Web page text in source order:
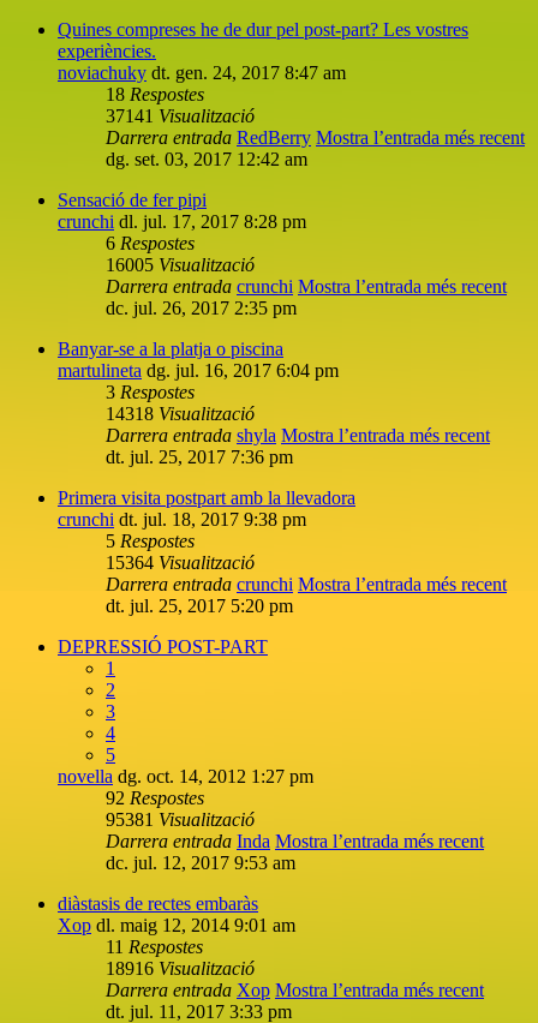
Quines compreses he de dur pel post-part? Les vostres
experiències.
noviachuky dt. gen. 24, 2017 8:47 am
18 Respostes
37141 Visualització
Darrera entrada RedBerry Mostra l’entrada més recent
dg. set. 03, 2017 12:42 am
Sensació de fer pipi
crunchi dl. jul. 17, 2017 8:28 pm
6 Respostes
16005 Visualització
Darrera entrada crunchi Mostra l’entrada més recent
dc. jul. 26, 2017 2:35 pm
Banyar-se a la platja o piscina
martulineta dg. jul. 16, 2017 6:04 pm
3 Respostes
14318 Visualització
Darrera entrada shyla Mostra l’entrada més recent
dt. jul. 25, 2017 7:36 pm
Primera visita postpart amb la llevadora
crunchi dt. jul. 18, 2017 9:38 pm
5 Respostes
15364 Visualització
Darrera entrada crunchi Mostra l’entrada més recent
dt. jul. 25, 2017 5:20 pm
DEPRESSIÓ POST-PART
1
2
3
4
5
novella dg. oct. 14, 2012 1:27 pm
92 Respostes
95381 Visualització
Darrera entrada Inda Mostra l’entrada més recent
dc. jul. 12, 2017 9:53 am
diàstasis de rectes embaràs
Xop dl. maig 12, 2014 9:01 am
11 Respostes
18916 Visualització
Darrera entrada Xop Mostra l’entrada més recent
dt. jul. 11, 2017 3:33 pm